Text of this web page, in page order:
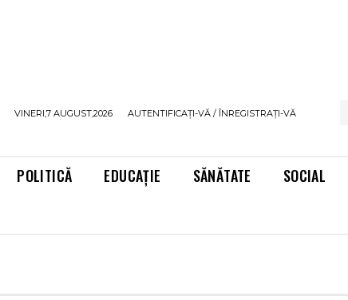
VINERI,7 AUGUST,2026 AUTENTIFICAȚI-VĂ / ÎNREGISTRAȚI-VĂ
POLITICĂ EDUCAȚIE SĂNĂTATE SOCIAL